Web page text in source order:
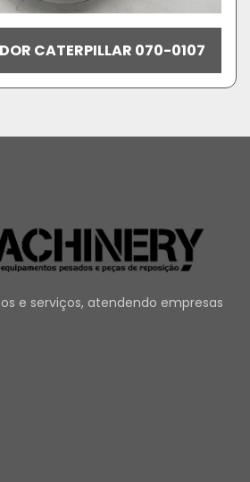
CATERPILLAR 070-0107
e serviços, atendendo empresas